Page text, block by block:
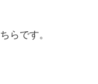
らです。